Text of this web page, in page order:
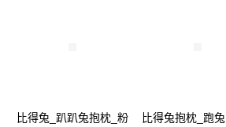
比得兔_趴趴兔抱枕_粉 比得兔抱枕_跑兔